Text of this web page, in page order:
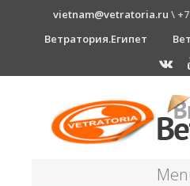
vietnam@vetratoria.ru \
Ветратория.Египет